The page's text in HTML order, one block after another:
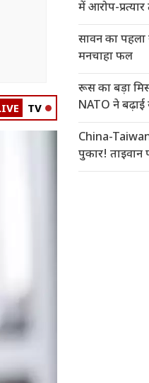
TV
में आरोप-
सावन का पहला
मनचाहा फल
रूस का बड़ा
NATO ने बढ़ाई
China-
पुकार! ताइवान